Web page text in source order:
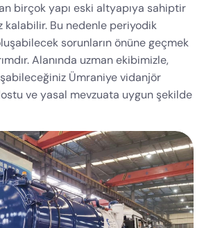
birçok yapı eski altyapıya sahiptir
kalabilir. Bu nedenle periyodik
sorunların önüne geçmek
Alanında uzman ekibimizle,
Ümraniye vidanjör
ve yasal mevzuata uygun şekilde